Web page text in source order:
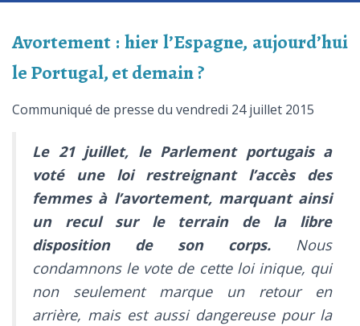
Avortement : hier l’Espagne, aujourd’hui
le Portugal, et demain ?
Communiqué de presse du vendredi 24 juillet 2015
Le 21 juillet, le Parlement portugais a
voté une loi restreignant l’accès des
femmes à l’avortement, marquant ainsi
un recul sur le terrain de la libre
disposition de son corps. Nous
condamnons le vote de cette loi inique, qui
non seulement marque un retour en
arrière, mais est aussi dangereuse pour la